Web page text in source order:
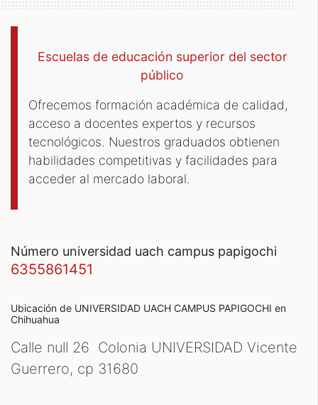
Escuelas de educación superior del sector
público
Ofrecemos formación académica de calidad,
acceso a docentes expertos y recursos
tecnológicos. Nuestros graduados obtienen
habilidades competitivas y facilidades para
acceder al mercado laboral.
número universidad uach campus papigochi
6355861451
Ubicación de UNIVERSIDAD UACH CAMPUS PAPIGOCHI en
Chihuahua
Calle null 26 Colonia UNIVERSIDAD Vicente
Guerrero, cp 31680